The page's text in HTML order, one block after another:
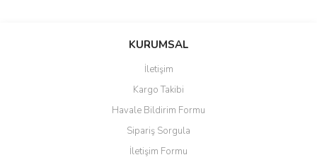
Bu ürüne ilk yorumu siz yapın!
Yorum Yaz
Ürün resmi kalitesiz, bozuk veya görüntülenemiyor.
Ürün açıklamasında eksik bilgiler bulunuyor.
Ürün bilgilerinde hatalar bulunuyor.
Ürün fiyatı diğer sitelerden daha pahalı.
KURUMSAL
İletişim
Kargo Takibi
Havale Bildirim Formu
Sipariş Sorgula
İletişim Formu